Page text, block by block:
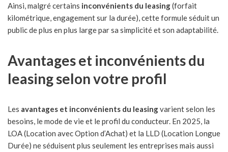
Ainsi, malgré certains inconvénients du leasing(forfait
kilométrique, engagement sur la durée), cette formule séduit un
public de plus en plus large par sa simplicité et son adaptabilité.
Avantages et inconvénients du
leasing selon votre profil
Les avantages et inconvénients du leasingvarient selon les
besoins, le mode de vie et le profil du conducteur. En 2025, la
LOA (Location avec Option d’Achat) et la LLD (Location Longue
Durée) ne séduisent plus seulement les entreprises mais aussi